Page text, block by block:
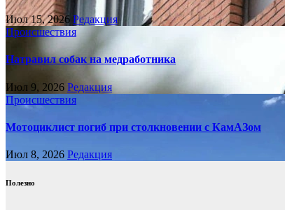
Июл 15, 2026 Редакция
Происшествия
Натравил собак на медработника
Июл 9, 2026 Редакция
Происшествия
Мотоциклист погиб при столкновении с КамАЗом
Июл 8, 2026 Редакция
Полезно